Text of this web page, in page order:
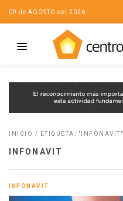
09 de AGOSTO del 2026
INICIO / ETIQUETA: "INFONAVIT"
INFONAVIT
INFONAVIT